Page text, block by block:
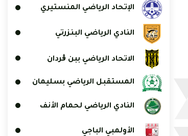
الإتحاد الرياضي المنستيري
النادي الرياضي البنزرتي
الاتحاد الرياضي ببن ڨردان
المستقبل الرياضي بسليمان
النادي الرياضي لحمام الأنف
الأولمبي الباجي